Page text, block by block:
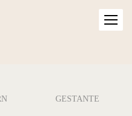
GESTANTE